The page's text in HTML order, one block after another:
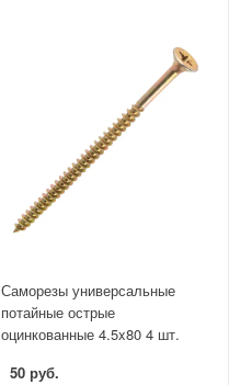
Саморезы универсальные
потайные острые
оцинкованные 4.5x80 4 шт.
50 руб.